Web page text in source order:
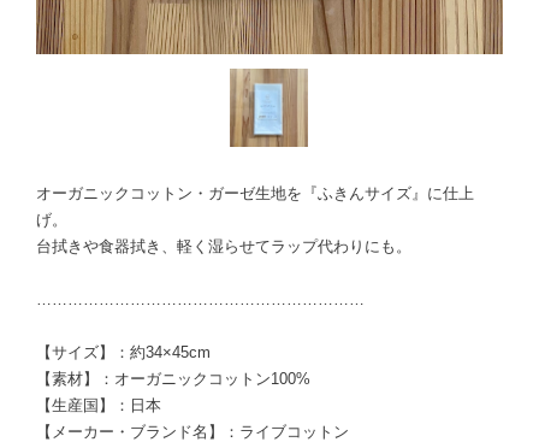
オーガニックコットン・ガーゼ生地を『ふきんサイズ』に仕上
げ。
台拭きや食器拭き、軽く湿らせてラップ代わりにも。
………………………………………………………
【サイズ】：約34×45cm
【素材】：オーガニックコットン100%
【生産国】：日本
【メーカー・ブランド名】：ライブコットン